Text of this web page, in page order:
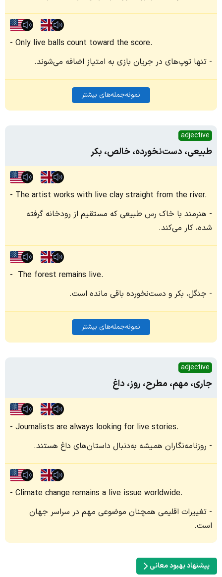
Only live balls count toward the score.
تنها توپ‌های در جریان بازی به امتیاز اضافه می‌شوند.
نمونه‌جمله‌های بیشتر
adjective
طبیعی، دست‌نخورده، خالص، بکر
The artist works with live clay straight from the river.
هنرمند با خاک رس طبیعی که مستقیم از رودخانه گرفته
شده، کار می‌کند.
The forest remains live.
جنگل، بکر و دست‌نخورده باقی مانده است.
نمونه‌جمله‌های بیشتر
adjective
جاری، مهم، مطرح، روز، داغ
Journalists are always looking for live stories.
روزنامه‌نگاران همیشه به‌دنبال داستان‌های داغ هستند.
Climate change remains a live issue worldwide.
تغییرات اقلیمی همچنان موضوعی مهم در سراسر جهان
است.
پیشنهاد بهبود معانی